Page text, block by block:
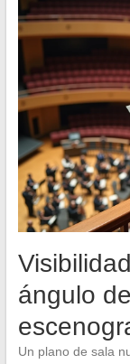
ángulo
Un plano de sala